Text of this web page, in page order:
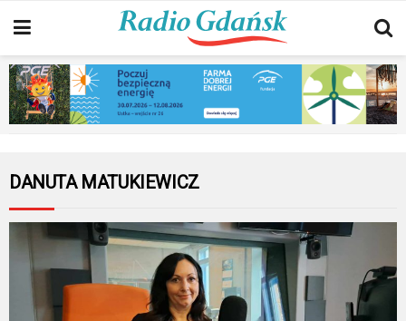
DANUTA MATUKIEWICZ